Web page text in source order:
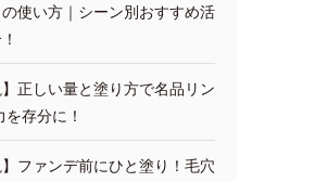
使い方｜シーン別おすすめ活
】正しい量と塗り方で名品リン
存分に！
】ファンデ前にひと塗り！毛穴